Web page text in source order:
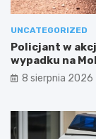
UNCATEGORIZED
Policjant w
wypadku na
8 sierpnia 2026